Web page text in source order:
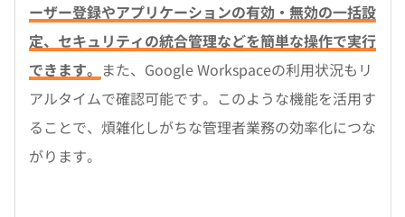
ーザー登録やアプリケーションの有効・無効の一括設
定、セキュリティの統合管理などを簡単な操作で実行
できます。 また、Google Workspaceの利用状況もリ
アルタイムで確認可能です。このような機能を活用す
ることで、煩雑化しがちな管理者業務の効率化につな
がります。